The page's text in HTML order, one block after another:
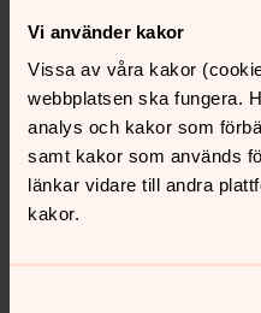
Vi använder kakor
Vissa av våra kakor
webbplatsen ska fungera.
analys och kakor som
samt kakor som används
länkar vidare till andra
kakor.
Maria Djurberg